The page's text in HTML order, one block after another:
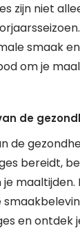
zijn niet
smaak
om je
de
de
bereidt,
en ontdek